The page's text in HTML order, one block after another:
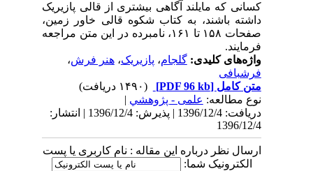
کسانی که مایلند آگاهی بیشتری از قالی پازیریک
داشته باشند، به کتاب شکوه قالی خاور زمین،
صفحات ۱۵۸ تا ۱۶۱، نامبرده در این متن مراجعه
فرمایند.
واژه‌های کلیدی:گلجام،پازیریک،هنر فرش،
فرشبافی
متن کامل[PDF 96 kb]
نوع مطالعه:علمی - پژوهشي|
دریافت: 1396/12/4 | پذیرش: 1396/12/4 | انتشار:
1396/12/4
ارسال نظر درباره این مقاله : نام کاربری یا پست
الکترونیک شما: